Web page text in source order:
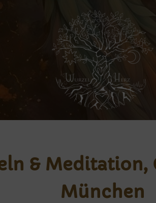
& Meditation,
München